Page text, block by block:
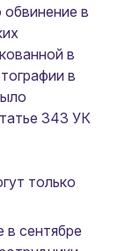
в
в
в
343 УК
только
сентябре